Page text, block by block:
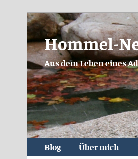
Hommel-
Aus dem Leben eines
Blog Über mich